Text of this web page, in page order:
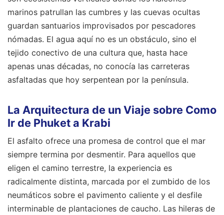
marinos patrullan las cumbres y las cuevas ocultas
guardan santuarios improvisados por pescadores
nómadas. El agua aquí no es un obstáculo, sino el
tejido conectivo de una cultura que, hasta hace
apenas unas décadas, no conocía las carreteras
asfaltadas que hoy serpentean por la península.
La Arquitectura de un Viaje sobre Como
Ir de Phuket a Krabi
El asfalto ofrece una promesa de control que el mar
siempre termina por desmentir. Para aquellos que
eligen el camino terrestre, la experiencia es
radicalmente distinta, marcada por el zumbido de los
neumáticos sobre el pavimento caliente y el desfile
interminable de plantaciones de caucho. Las hileras de